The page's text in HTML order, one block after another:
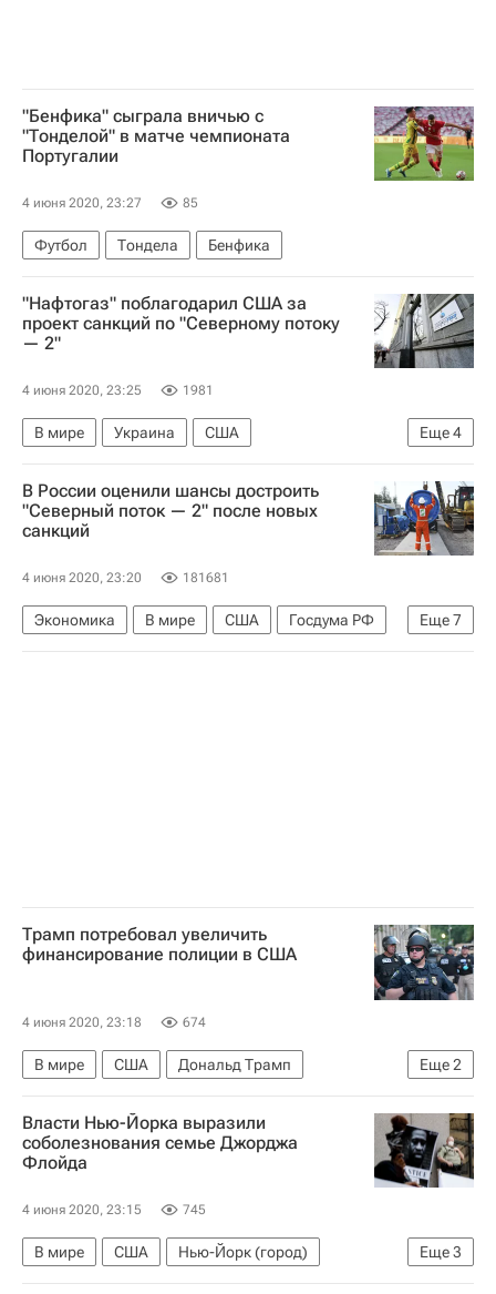
"Бенфика" сыграла вничью с
"Тонделой" в матче чемпионата
Португалии
4 июня 2020, 23:27 85
Футбол Тондела Бенфика
"Нафтогаз" поблагодарил США за
проект санкций по "Северному потоку
— 2"
4 июня 2020, 23:25 1981
Еще4
В мире Украина
США
Нафтогаз Украины
Балтийское море
Северный поток — 2
Тед Круз (сенатор от штата Техас)
В России оценили шансы достроить
"Северный поток — 2" после новых
санкций
4 июня 2020, 23:20 181681
Еще7
Экономика В мире США
Госдума РФ
Совет Федерации РФ
Андрей Суздальцев
Трамп потребовал увеличить
финансирование полиции в США
4 июня 2020, 23:18 674
Еще2
В мире США
Дональд Трамп
Беспорядки в США из-за убийства афроамериканца
Джордж Флойд
Власти Нью-Йорка выразили
соболезнования семье Джорджа
Флойда
4 июня 2020, 23:15 745
Еще3
В мире США
Нью-Йорк (город)
Билл де Блазио